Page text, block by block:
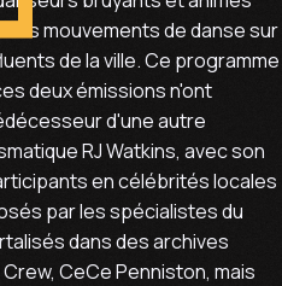
mouvements de danse sur
de la ville. Ce programme
deux émissions n'ont
d'une autre
RJ Watkins, avec son
en célébrités locales
par les spécialistes du
dans des archives
CeCe Penniston, mais